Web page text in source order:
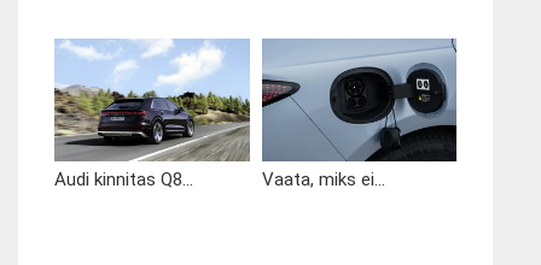
Audi kinnitas Q8... Vaata, miks ei...